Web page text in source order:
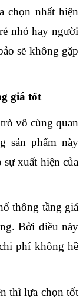
chọn nhất hiện
nhỏ hay người
sẽ không gặp
giá tốt
vô cùng quan
sản phẩm này
xuất hiện của
thông tầng giá
Bởi điều này
phí không hề
thì lựa chọn tốt